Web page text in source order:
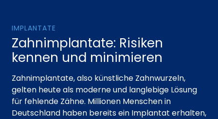
IMPLANTATE
Zahnimplantate: Risiken
kennen und minimieren
Zahnimplantate, also künstliche Zahnwurzeln,
gelten heute als moderne und langlebige Lösung
für fehlende Zähne. Millionen Menschen in
Deutschland haben bereits ein Implantat erhalten,